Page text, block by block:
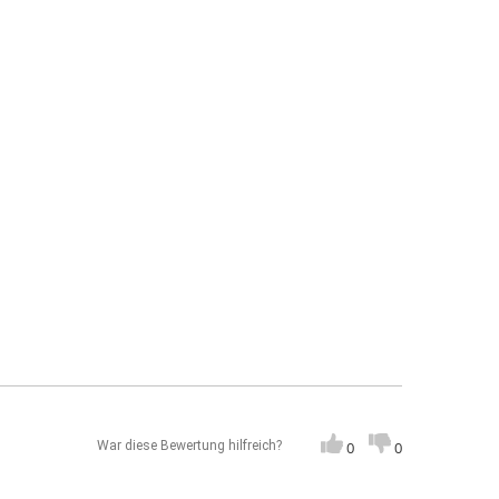
War diese Bewertung hilfreich? 0 0